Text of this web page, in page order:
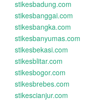
stikesbadung.com
stikesbanggai.com
stikesbangka.com
stikesbanyumas.com
stikesbekasi.com
stikesblitar.com
stikesbogor.com
stikesbrebes.com
stikescianjur.com